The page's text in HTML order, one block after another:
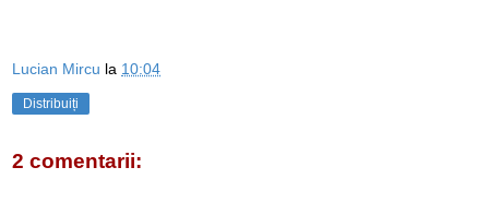
Lucian Mircu la 10:04
Distribuiți
2 comentarii: